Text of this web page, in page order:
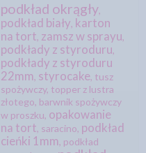
podkład okrągły,
podkład biały, karton
na tort, zamsz w sprayu,
podkłady z styroduru,
podkłady z styroduru
22mm, styrocake, tusz
spożywczy, topper z lustra
złotego, barwnik spożywczy
w proszku, opakowanie
na tort, saracino, podkład
cieńki 1mm, podkład